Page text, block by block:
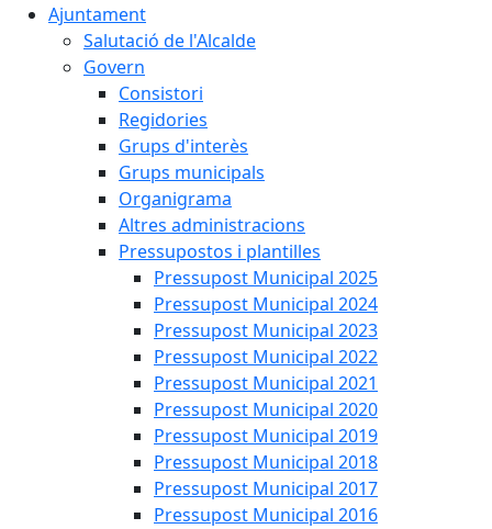
Ajuntament
Salutació de l'Alcalde
Govern
Consistori
Regidories
Grups d'interès
Grups municipals
Organigrama
Altres administracions
Pressupostos i plantilles
Pressupost Municipal 2025
Pressupost Municipal 2024
Pressupost Municipal 2023
Pressupost Municipal 2022
Pressupost Municipal 2021
Pressupost Municipal 2020
Pressupost Municipal 2019
Pressupost Municipal 2018
Pressupost Municipal 2017
Pressupost Municipal 2016